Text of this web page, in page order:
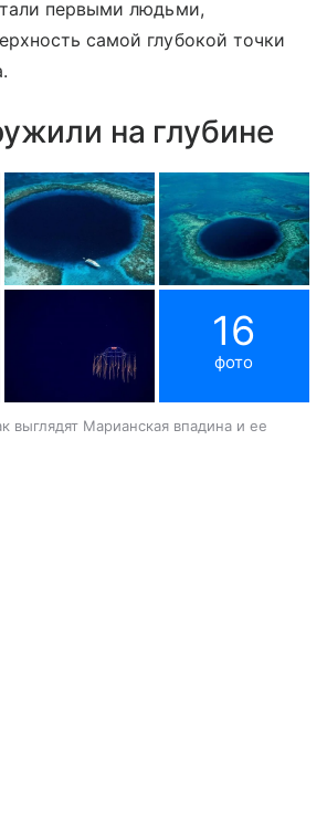
первыми людьми,
самой глубокой точки
на глубине
16
фото
выглядят Марианская впадина и ее